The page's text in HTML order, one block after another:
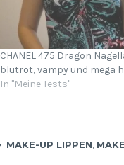
CHANEL 475 Dragon
blutrot, vampy und mega
In "Meine Tests"
MAKE-UP LIPPEN